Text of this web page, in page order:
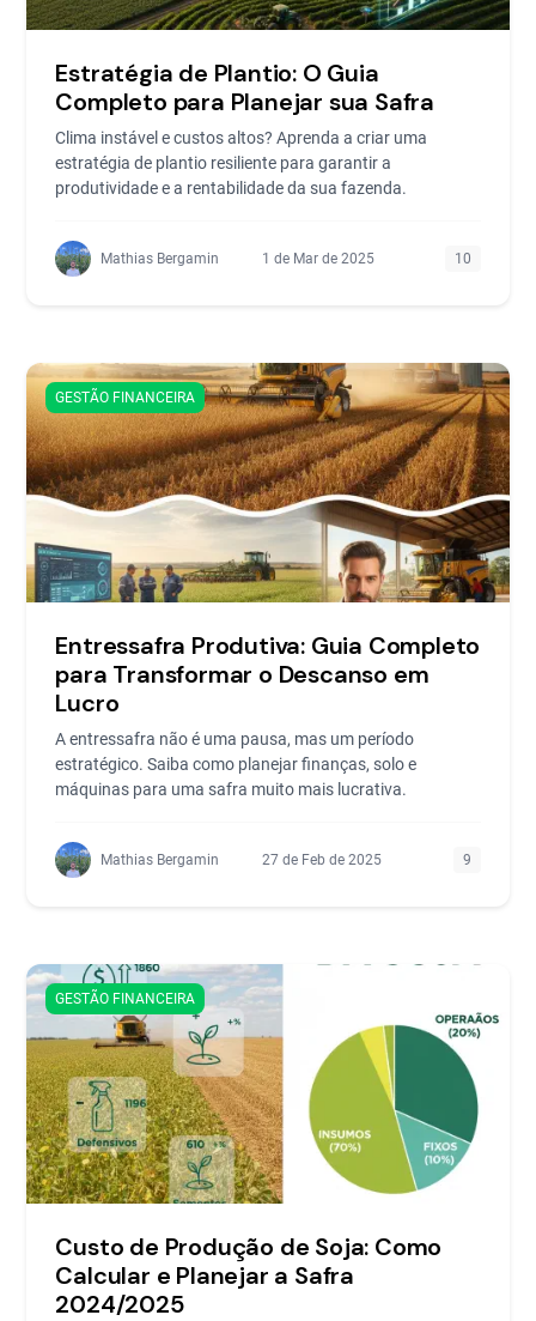
Estratégia de Plantio: O Guia
Completo para Planejar sua Safra
Clima instável e custos altos? Aprenda a criar uma
estratégia de plantio resiliente para garantir a
produtividade e a rentabilidade da sua fazenda.
Mathias Bergamin 1 de Mar de 2025 10
GESTÃO FINANCEIRA
Entressafra Produtiva: Guia Completo
para Transformar o Descanso em
Lucro
A entressafra não é uma pausa, mas um período
estratégico. Saiba como planejar finanças, solo e
máquinas para uma safra muito mais lucrativa.
Mathias Bergamin 27 de Feb de 2025 9
GESTÃO FINANCEIRA
Custo de Produção de Soja: Como
Calcular e Planejar a Safra
2024/2025